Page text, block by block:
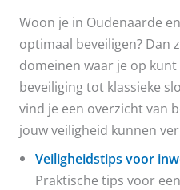
Woon je in Oudenaarde
optimaal beveiligen? Dan
domeinen waar je op
beveiliging tot klassieke
vind je een overzicht van
jouw veiligheid kunnen
Veiligheidstips voor
Praktische tips voor